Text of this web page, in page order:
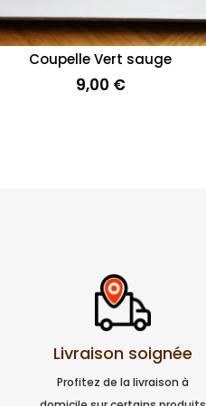
Coupelle Vert sauge
9,00 €
Livraison soignée
Profitez de la livraison à